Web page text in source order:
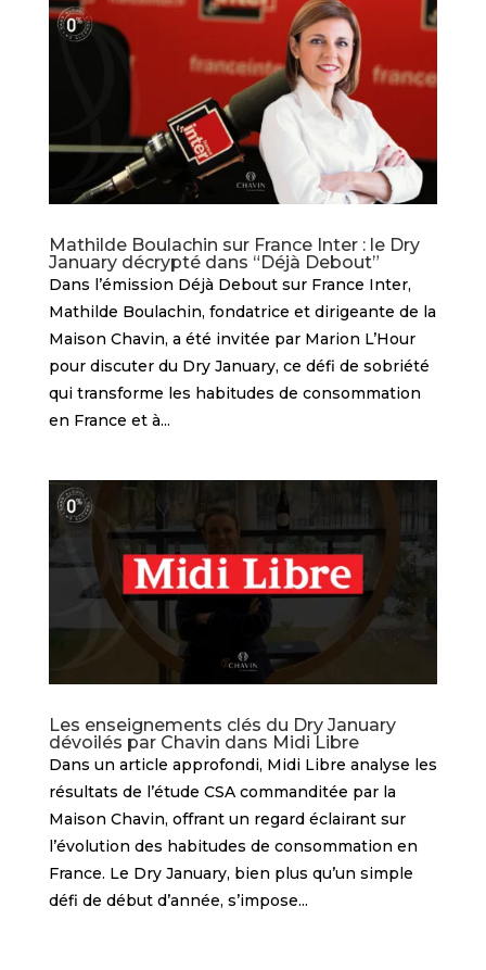
Mathilde Boulachin sur France Inter : le Dry
January décrypté dans “Déjà Debout”
Dans l’émission Déjà Debout sur France Inter,
Mathilde Boulachin, fondatrice et dirigeante de la
Maison Chavin, a été invitée par Marion L’Hour
pour discuter du Dry January, ce défi de sobriété
qui transforme les habitudes de consommation
en France et à...
Les enseignements clés du Dry January
dévoilés par Chavin dans Midi Libre
Dans un article approfondi, Midi Libre analyse les
résultats de l’étude CSA commanditée par la
Maison Chavin, offrant un regard éclairant sur
l’évolution des habitudes de consommation en
France. Le Dry January, bien plus qu’un simple
défi de début d’année, s’impose...